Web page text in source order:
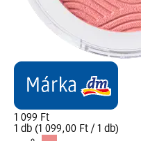
1 099 Ft
1 db (1 099,00 Ft / 1 db)